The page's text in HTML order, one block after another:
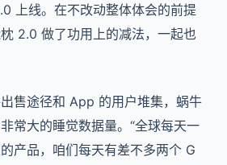
上线。在不改动整体体会的前提
2.0 做了功用上的减法，一起也
售途径和 App 的用户堆集，蜗牛
常大的睡觉数据量。“全球每天一
产品，咱们每天有差不多两个 G